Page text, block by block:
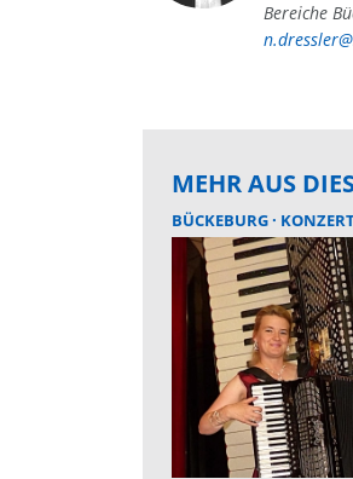
Bereiche
MEHR AUS
BÜCKEBURG